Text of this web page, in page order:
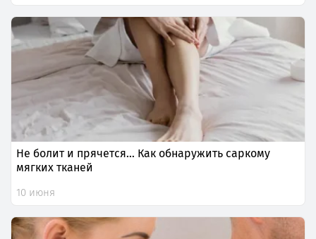
Не болит и прячется… Как обнаружить саркому
мягких тканей
10 июня